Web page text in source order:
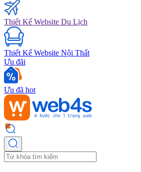
Thiết Kế Website Du Lịch
Thiết Kế Website Nội Thất
Ưu đãi
Ưu đã hot